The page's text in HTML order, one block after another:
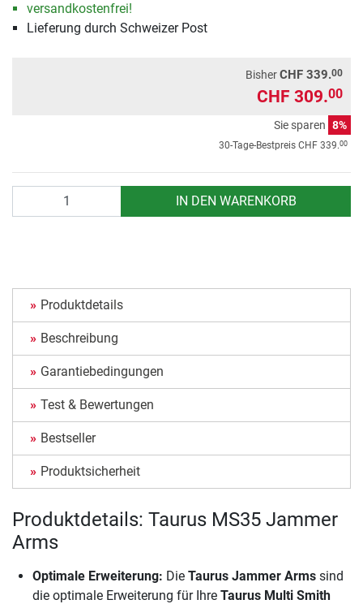
versandkostenfrei!
Lieferung durch Schweizer Post
BisherCHF 339.00
CHF 309.00
Sie sparen 8%
30-Tage-Bestpreis CHF 339.00
IN DEN WARENKORB
Produktdetails
Beschreibung
Garantiebedingungen
Test & Bewertungen
Bestseller
Produktsicherheit
Produktdetails: Taurus MS35 Jammer
Arms
Optimale Erweiterung: Die Taurus Jammer Arms sind
die optimale Erweiterung für Ihre Taurus Multi Smith